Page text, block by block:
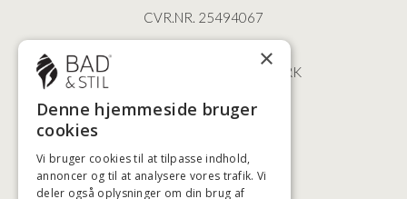
CVR.NR. 25494067
ØSTERBROGADE 202
2100 KØBENHAVN • DANMARK
+45 3920 5084
HØJESTE KREDITVÆRDIGHED
×
Denne hjemmeside bruger
cookies
Vi bruger cookies til at tilpasse indhold,
annoncer og til at analysere vores trafik. Vi
deler også oplysninger om din brug af